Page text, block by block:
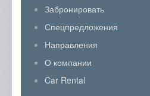
Забронировать
Спецпредложения
Направления
О компании
Car Rental